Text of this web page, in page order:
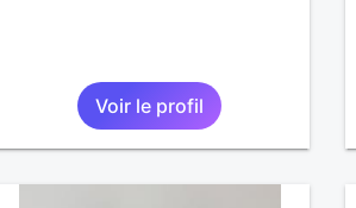
Voir le profil